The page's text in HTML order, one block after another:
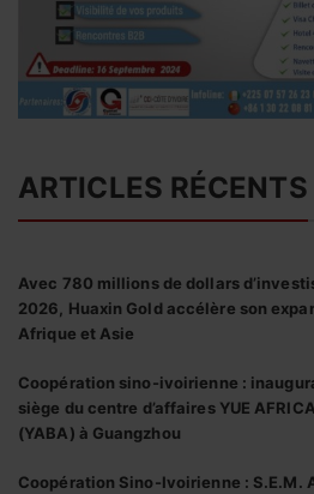
ARTICLES RÉCENTS
Avec 780 millions de dollars
2026, Huaxin Gold accélère son
Afrique et Asie
Coopération sino-ivoirienne :
siège du centre d’affaires YUE
(YABA) à Guangzhou
Coopération Sino-Ivoirienne : S.E.M.